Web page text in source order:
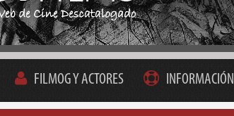
FILMOG Y ACTORES INFORMACIÓN